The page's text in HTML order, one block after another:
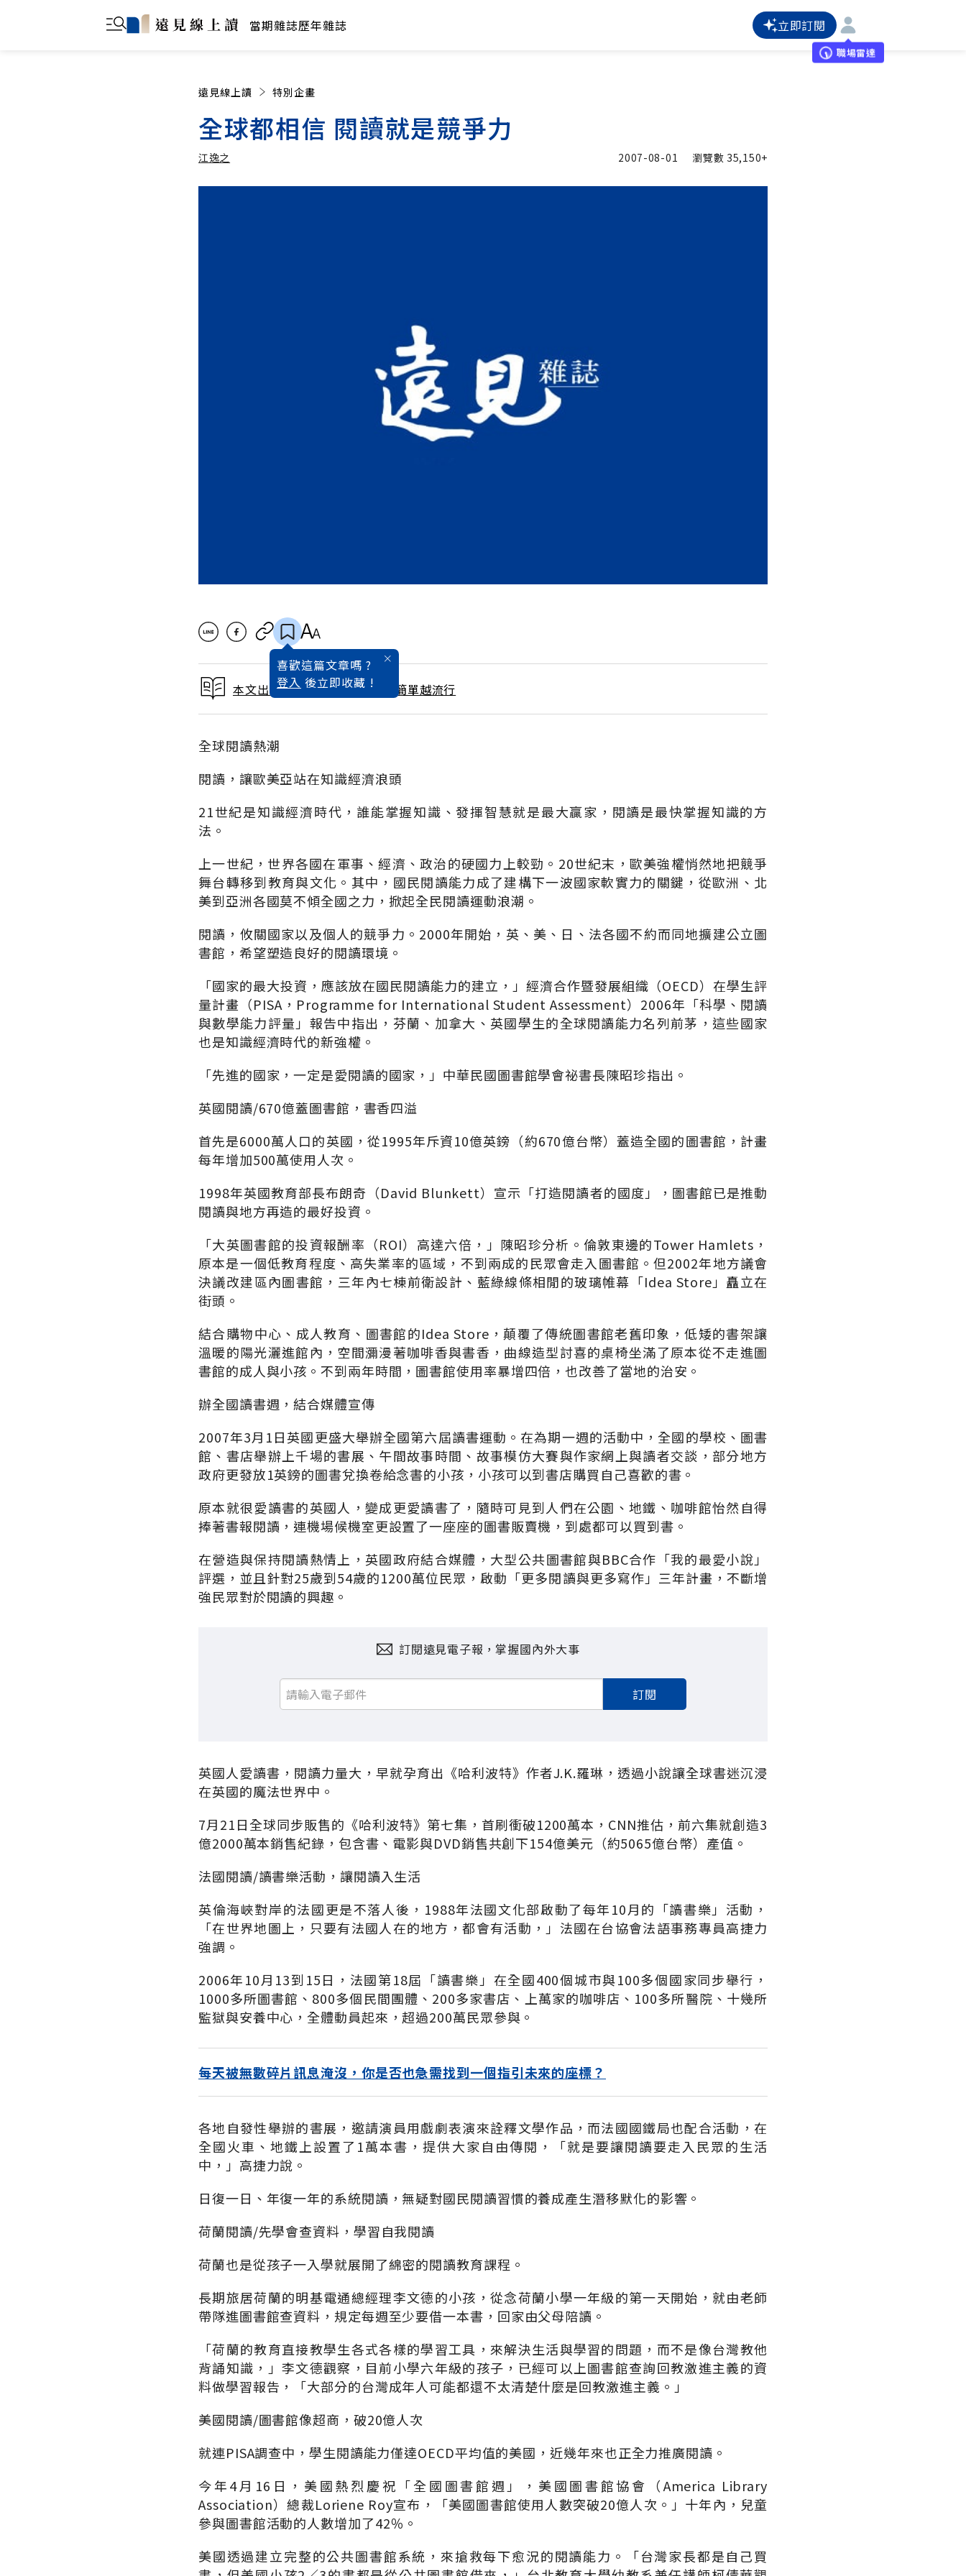
當期雜誌歷年雜誌 立即訂閱
職場雷達
遠見線上讀 特別企畫
全球都相信 閱讀就是競爭力
江逸之 2007-08-01 瀏覽數 35,150+
喜歡這篇文章嗎 ?
登入 後立即收藏 !
本文出自 2007 / 8月號雜誌 越簡單越流行
全球閱讀熱潮
閱讀，讓歐美亞站在知識經濟浪頭
21世紀是知識經濟時代，誰能掌握知識、發揮智慧就是最大贏家，閱讀是最快掌握知識的方
法。
上一世紀，世界各國在軍事、經濟、政治的硬國力上較勁。20世紀末，歐美強權悄然地把競爭
舞台轉移到教育與文化。其中，國民閱讀能力成了建構下一波國家軟實力的關鍵，從歐洲、北
美到亞洲各國莫不傾全國之力，掀起全民閱讀運動浪潮。
閱讀，攸關國家以及個人的競爭力。2000年開始，英、美、日、法各國不約而同地擴建公立圖
書館，希望塑造良好的閱讀環境。
「國家的最大投資，應該放在國民閱讀能力的建立，」經濟合作暨發展組織（OECD）在學生評
量計畫（PISA，Programme for International Student Assessment）2006年「科學、閱讀
與數學能力評量」報告中指出，芬蘭、加拿大、英國學生的全球閱讀能力名列前茅，這些國家
也是知識經濟時代的新強權。
「先進的國家，一定是愛閱讀的國家，」中華民國圖書館學會祕書長陳昭珍指出。
英國閱讀/670億蓋圖書館，書香四溢
首先是6000萬人口的英國，從1995年斥資10億英鎊（約670億台幣）蓋造全國的圖書館，計畫
每年增加500萬使用人次。
1998年英國教育部長布朗奇（David Blunkett）宣示「打造閱讀者的國度」，圖書館已是推動
閱讀與地方再造的最好投資。
「大英圖書館的投資報酬率（ROI）高達六倍，」陳昭珍分析。倫敦東邊的Tower Hamlets，
原本是一個低教育程度、高失業率的區域，不到兩成的民眾會走入圖書館。但2002年地方議會
決議改建區內圖書館，三年內七棟前衛設計、藍綠線條相閒的玻璃帷幕「Idea Store」矗立在
街頭。
結合購物中心、成人教育、圖書館的Idea Store，顛覆了傳統圖書館老舊印象，低矮的書架讓
溫暖的陽光灑進館內，空間瀰漫著咖啡香與書香，曲線造型討喜的桌椅坐滿了原本從不走進圖
書館的成人與小孩。不到兩年時間，圖書館使用率暴增四倍，也改善了當地的治安。
辦全國讀書週，結合媒體宣傳
2007年3月1日英國更盛大舉辦全國第六屆讀書運動。在為期一週的活動中，全國的學校、圖書
館、書店舉辦上千場的書展、午間故事時間、故事模仿大賽與作家網上與讀者交談，部分地方
政府更發放1英鎊的圖書兌換卷給念書的小孩，小孩可以到書店購買自己喜歡的書。
原本就很愛讀書的英國人，變成更愛讀書了，隨時可見到人們在公園、地鐵、咖啡館怡然自得
捧著書報閱讀，連機場候機室更設置了一座座的圖書販賣機，到處都可以買到書。
在營造與保持閱讀熱情上，英國政府結合媒體，大型公共圖書館與BBC合作「我的最愛小說」
評選，並且針對25歲到54歲的1200萬位民眾，啟動「更多閱讀與更多寫作」三年計畫，不斷增
強民眾對於閱讀的興趣。
訂閱遠見電子報，掌握國內外大事
訂閱
英國人愛讀書，閱讀力量大，早就孕育出《哈利波特》作者J.K.羅琳，透過小說讓全球書迷沉浸
在英國的魔法世界中。
7月21日全球同步販售的《哈利波特》第七集，首刷衝破1200萬本，CNN推估，前六集就創造3
億2000萬本銷售紀錄，包含書、電影與DVD銷售共創下154億美元（約5065億台幣）產值。
法國閱讀/讀書樂活動，讓閱讀入生活
英倫海峽對岸的法國更是不落人後，1988年法國文化部啟動了每年10月的「讀書樂」活動，
「在世界地圖上，只要有法國人在的地方，都會有活動，」法國在台協會法語事務專員高捷力
強調。
2006年10月13到15日，法國第18屆「讀書樂」在全國400個城市與100多個國家同步舉行，
1000多所圖書館、800多個民間團體、200多家書店、上萬家的咖啡店、100多所醫院、十幾所
監獄與安養中心，全體動員起來，超過200萬民眾參與。
每天被無數碎片訊息淹沒，你是否也急需找到一個指引未來的座標？
各地自發性舉辦的書展，邀請演員用戲劇表演來詮釋文學作品，而法國國鐵局也配合活動，在
全國火車、地鐵上設置了1萬本書，提供大家自由傳閱，「就是要讓閱讀要走入民眾的生活
中，」高捷力說。
日復一日、年復一年的系統閱讀，無疑對國民閱讀習慣的養成產生潛移默化的影響。
荷蘭閱讀/先學會查資料，學習自我閱讀
荷蘭也是從孩子一入學就展開了綿密的閱讀教育課程。
長期旅居荷蘭的明基電通總經理李文德的小孩，從念荷蘭小學一年級的第一天開始，就由老師
帶隊進圖書館查資料，規定每週至少要借一本書，回家由父母陪讀。
「荷蘭的教育直接教學生各式各樣的學習工具，來解決生活與學習的問題，而不是像台灣教他
背誦知識，」李文德觀察，目前小學六年級的孩子，已經可以上圖書館查詢回教激進主義的資
料做學習報告，「大部分的台灣成年人可能都還不太清楚什麼是回教激進主義。」
美國閱讀/圖書館像超商，破20億人次
就連PISA調查中，學生閱讀能力僅達OECD平均值的美國，近幾年來也正全力推廣閱讀。
今年4月16日，美國熱烈慶祝「全國圖書館週」，美國圖書館協會（America Library
Association）總裁Loriene Roy宣布，「美國圖書館使用人數突破20億人次。」十年內，兒童
參與圖書館活動的人數增加了42％。
美國透過建立完整的公共圖書館系統，來搶救每下愈況的閱讀能力。「台灣家長都是自己買